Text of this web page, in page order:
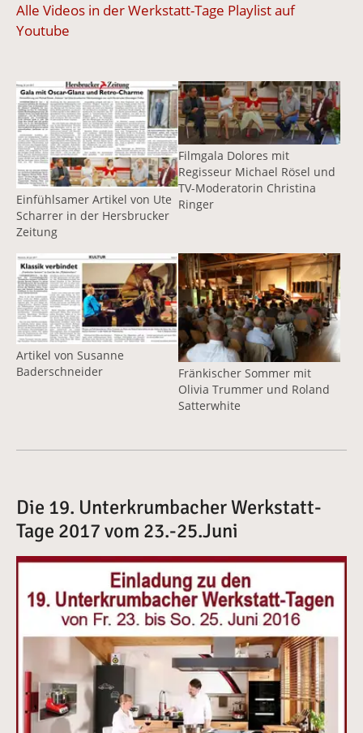
Vergrößerte Version anzeigen
Einfühlsamer Artikel von Ute
Scharrer in der Hersbrucker
Zeitung
Vergrößerte Version
Filmgala Dolores mit
Regisseur Michael Rösel und
TV-Moderatorin Christina
Ringer
Vergrößerte Version anzeigen
Artikel von Susanne
Baderschneider
Vergrößerte Version
Fränkischer Sommer mit
Olivia Trummer und Roland
Satterwhite
Alle Videos in der Werkstatt-Tage Playlist auf
Youtube
Die 19. Unterkrumbacher Werkstatt-
Tage 2017 vom 23.-25.Juni